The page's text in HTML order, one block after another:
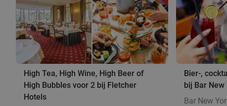
High Tea, High Wine, High Beer of
High Bubbles voor 2 bij Fletcher
Hotels
Bier-,
bij Bar New
Bar New